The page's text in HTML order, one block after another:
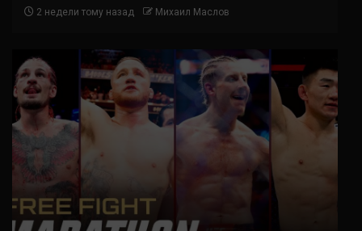
2 недели тому назад Михаил Маслов